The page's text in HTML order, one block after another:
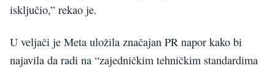
isključio,” rekao je.
U veljači je Meta uložila značajan PR napor kako bi
najavila da radi na “zajedničkim tehničkim standardima